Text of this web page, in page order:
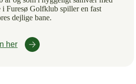
i Furesø Golfklub spiller en fast
dejlige bane.
her